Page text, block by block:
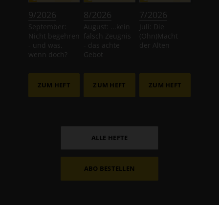
9/2026
September:
Nicht begehren
- und was,
wenn doch?
ZUM HEFT
8/2026
August: ...kein
falsch Zeugnis
- das achte
Gebot
ZUM HEFT
7/2026
Juli: Die
(Ohn)Macht
der Alten
ZUM HEFT
ALLE HEFTE
ABO BESTELLEN